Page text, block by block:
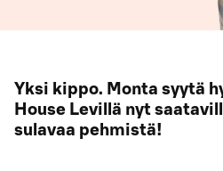
Yksi kippo. Monta syytä
House Levillä nyt
sulavaa pehmistä!